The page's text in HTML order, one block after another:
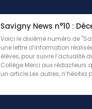
Savigny News n°10 :
Voici le dixième numéro de
une lettre d’information
élèves, pour suivre l’actualité
Collège.Merci aux rédacteurs
un article.Les autres, n’hésitez